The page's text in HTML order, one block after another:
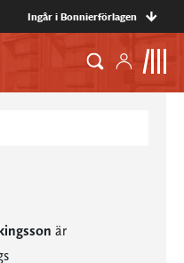
Ingår i Bonnierförlagen
är